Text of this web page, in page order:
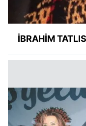
İBRAHİM